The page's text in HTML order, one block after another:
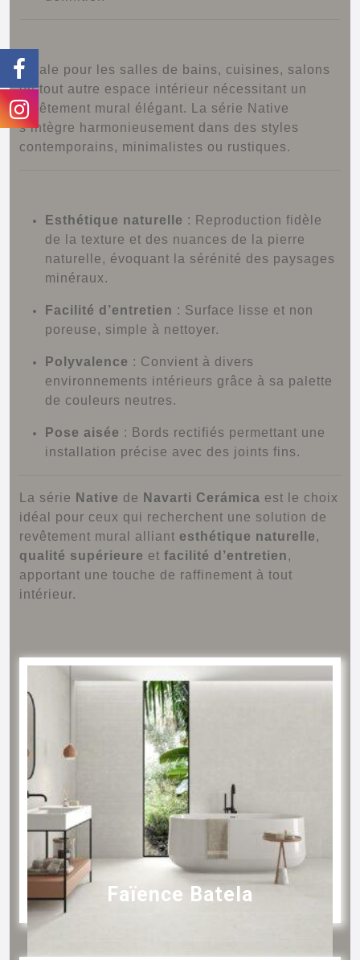
Idéale pour les salles de bains, cuisines, salons
ou tout autre espace intérieur nécessitant un
revêtement mural élégant.
La série Native
s’intègre harmonieusement dans des styles
contemporains, minimalistes ou rustiques.
Esthétique naturelle : Reproduction fidèle
de la texture et des nuances de la pierre
naturelle, évoquant la sérénité des paysages
minéraux.
Facilité d’entretien : Surface lisse et non
poreuse, simple à nettoyer.
Polyvalence : Convient à divers
environnements intérieurs grâce à sa palette
de couleurs neutres.
Pose aisée : Bords rectifiés permettant une
installation précise avec des joints fins.
La série Native de Navarti Cerámica est le choix
idéal pour ceux qui recherchent une solution de
revêtement mural alliant esthétique naturelle,
qualité supérieure et facilité d’entretien,
apportant une touche de raffinement à tout
intérieur.
Faïence Batela